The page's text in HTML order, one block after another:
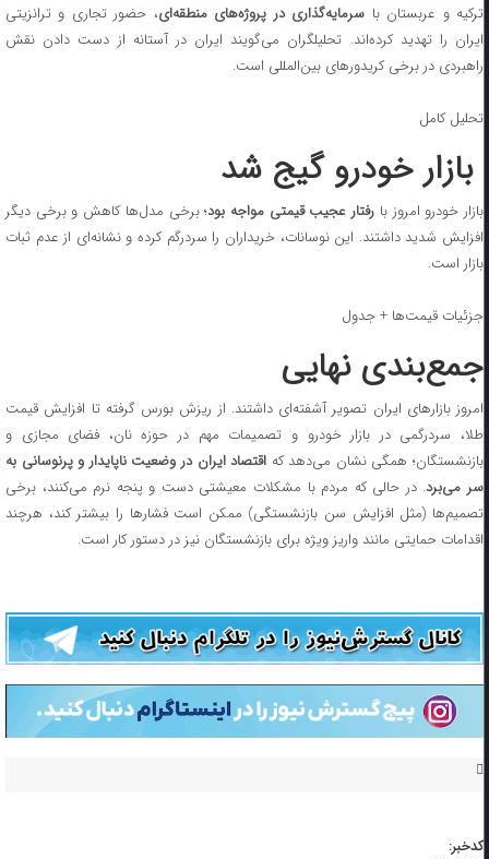
ترکیه و عربستان با سرمایه‌گذاری در پروژه‌های منطقه‌ای، حضور تجاری و ترانزیتی
ایران را تهدید کرده‌اند. تحلیلگران می‌گویند ایران در آستانه از دست دادن نقش
راهبردی در برخی کریدورهای بین‌المللی است.
تحلیل کامل
بازار خودرو گیج شد
بازار خودرو امروز با رفتار عجیب قیمتی مواجه بود؛ برخی مدل‌ها کاهش و برخی دیگر
افزایش شدید داشتند. این نوسانات، خریداران را سردرگم کرده و نشانه‌ای از عدم ثبات
بازار است.
جزئیات قیمت‌ها + جدول
جمع‌بندی نهایی
امروز بازارهای ایران تصویر آشفته‌ای داشتند. از ریزش بورس گرفته تا افزایش قیمت
طلا، سردرگمی در بازار خودرو و تصمیمات مهم در حوزه نان، فضای مجازی و
بازنشستگان؛ همگی نشان می‌دهد که اقتصاد ایران در وضعیت ناپایدار و پرنوسانی به
سر می‌برد. در حالی که مردم با مشکلات معیشتی دست و پنجه نرم می‌کنند، برخی
تصمیم‌ها (مثل افزایش سن بازنشستگی) ممکن است فشارها را بیشتر کند، هرچند
اقدامات حمایتی مانند واریز ویژه برای بازنشستگان نیز در دستور کار است.
کدخبر: